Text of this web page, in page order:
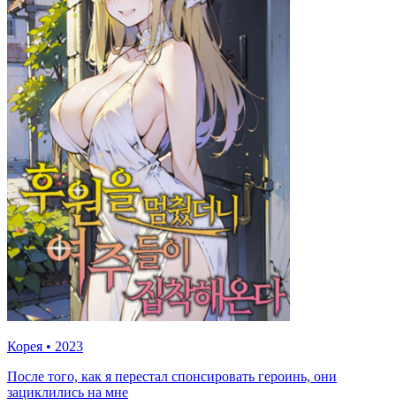
Корея • 2023
После того, как я перестал спонсировать героинь, они
зациклились на мне